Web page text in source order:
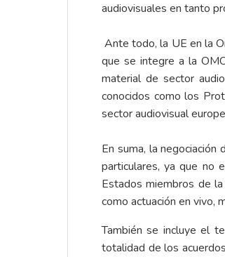
audiovisuales en tanto
Ante todo, la UE en la
que se integre a la
material de sector
conocidos como los
sector audiovisual
En suma, la
particulares, ya que no
Estados miembros de
como actuación en vivo,
También se incluye el
totalidad de los